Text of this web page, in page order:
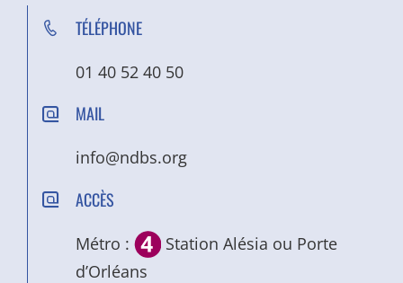
TÉLÉPHONE
01 40 52 40 50
MAIL
info@ndbs.org
ACCÈS
Métro :
Station Alésia ou Porte
d’Orléans